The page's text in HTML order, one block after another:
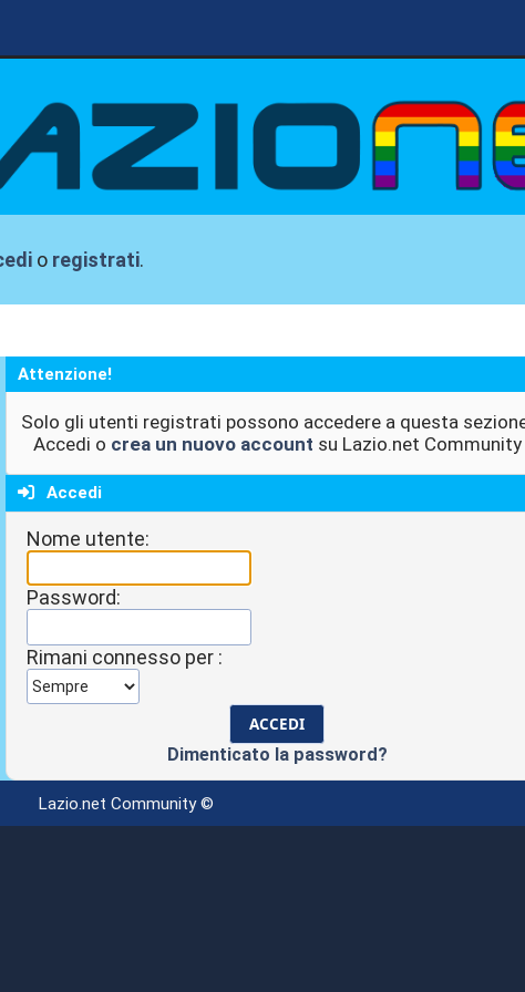
o registrati.
Attenzione!
Solo gli utenti registrati possono accedere a questa
Accedi o crea un nuovo account su Lazio.net Community
Accedi
Nome utente:
Password:
Rimani connesso per :
Dimenticato la password?
Lazio.net Community ©